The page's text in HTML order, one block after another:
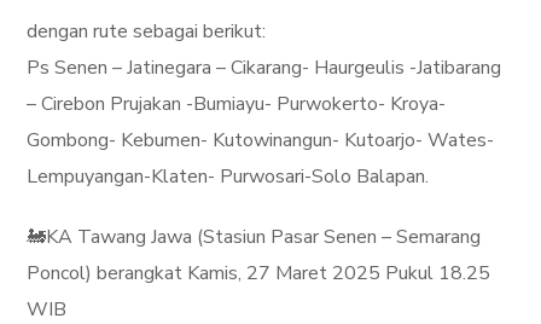
dengan rute sebagai berikut:
Ps Senen – Jatinegara – Cikarang- Haurgeulis -Jatibarang
– Cirebon Prujakan -Bumiayu- Purwokerto- Kroya-
Gombong- Kebumen- Kutowinangun- Kutoarjo- Wates-
Lempuyangan-Klaten- Purwosari-Solo Balapan.
🚂KA Tawang Jawa (Stasiun Pasar Senen – Semarang
Poncol) berangkat Kamis, 27 Maret 2025 Pukul 18.25
WIB